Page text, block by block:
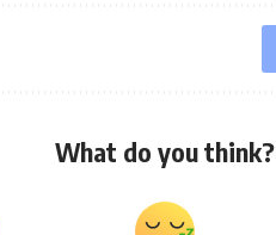
What do you think?